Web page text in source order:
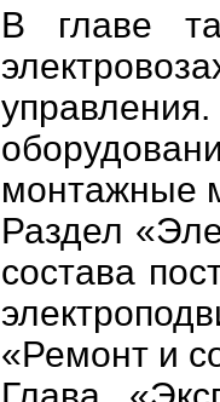
В главе
монтажные
Раздел
состава
«Ремонт и